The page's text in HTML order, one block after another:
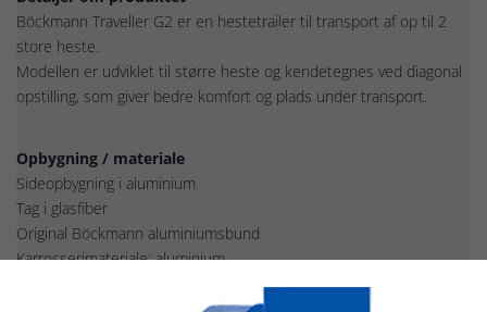
Böckmann Traveller G2 er en hestetrailer til transport af op til 2
store heste.
Modellen er udviklet til større heste og kendetegnes ved diagonal
opstilling, som giver bedre komfort og plads under transport.
Opbygning / materiale
Sideopbygning i aluminium
Tag i glasfiber
Original Böckmann aluminiumsbund
Karrosserimateriale: aluminium